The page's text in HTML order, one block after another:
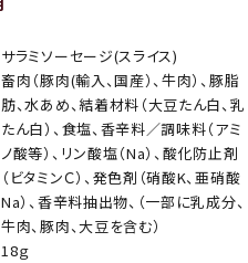
サラミソーセージ(スライス)
畜肉（豚肉(輸入、国産）、牛肉）、豚脂
肪、水あめ、結着材料（大豆たん白、乳
たん白）、食塩、香辛料／調味料（アミ
ノ酸等）、リン酸塩（Na）、酸化防止剤
（ビタミンＣ）、発色剤（硝酸K、亜硝酸
Na）、香辛料抽出物、（一部に乳成分、
牛肉、豚肉、大豆を含む）
18ｇ